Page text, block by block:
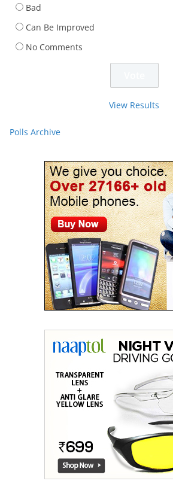
Bad
Can Be Improved
No Comments
View Results
Polls Archive